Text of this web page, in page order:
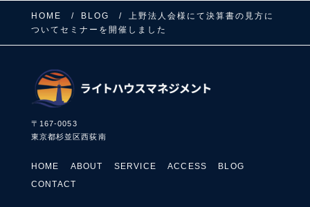
HOME BLOG
上野法人会様にて決算書の見方に
ついてセミナーを開催しました
〒167-0053
東京都杉並区西荻南
HOME ABOUT SERVICE ACCESS
BLOG
CONTACT